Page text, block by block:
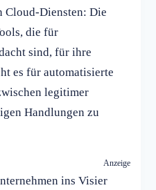
Cloud-Diensten: Die
die für
sind, für ihre
es für automatisierte
legitimer
Handlungen zu
Anzeige
ins Visier